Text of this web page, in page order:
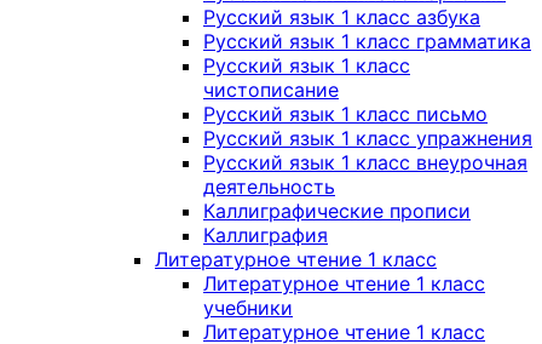
Русский язык 1 класс азбука
Русский язык 1 класс грамматика
Русский язык 1 класс
чистописание
Русский язык 1 класс письмо
Русский язык 1 класс упражнения
Русский язык 1 класс внеурочная
деятельность
Каллиграфические прописи
Каллиграфия
Литературное чтение 1 класс
Литературное чтение 1 класс
учебники
Литературное чтение 1 класс